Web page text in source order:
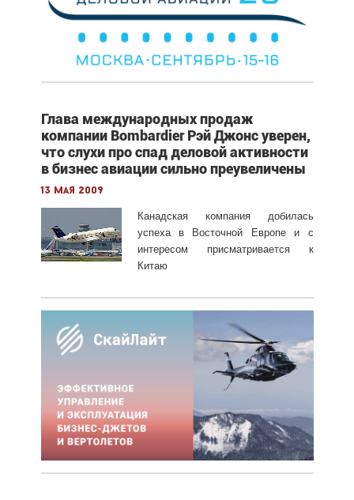
Глава международных продаж
компании Bombardier Рэй Джонс уверен,
что слухи про спад деловой активности
в бизнес авиации сильно преувеличены
13 мая 2009
Канадская компания добилась
успеха в Восточной Европе и с
интересом присматривается к
Китаю